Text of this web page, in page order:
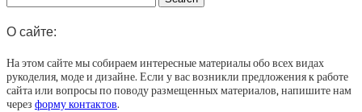
О сайте:
На этом сайте мы собираем интересные материалы обо всех видах
рукоделия, моде и дизайне. Если у вас возникли предложения к работе
сайта или вопросы по поводу размещенных материалов, напишите нам
через форму контактов.